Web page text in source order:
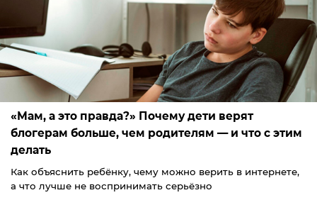
«Мам, а это правда?» Почему дети верят
блогерам больше, чем родителям — и что с этим
делать
Как объяснить ребёнку, чему можно верить в интернете,
а что лучше не воспринимать серьёзно